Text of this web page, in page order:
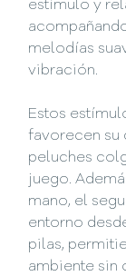
estímulo y
melodías
vibración.
Estos
favorecen su
peluches
juego.
mano, el
entorno
pilas,
ambiente sin